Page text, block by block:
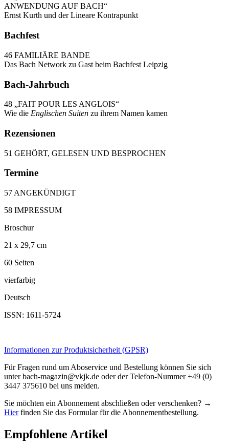
ANWENDUNG AUF BACH“
Ernst Kurth und der Lineare Kontrapunkt
Bachfest
46 FAMILIÄRE BANDE
Das Bach Network zu Gast beim Bachfest Leipzig
Bach-Jahrbuch
48 „FAIT POUR LES ANGLOIS“
Wie die Englischen Suiten zu ihrem Namen kamen
Rezensionen
51 GEHÖRT, GELESEN UND BESPROCHEN
Termine
57 ANGEKÜNDIGT
58 IMPRESSUM
Broschur
21 x 29,7 cm
60 Seiten
vierfarbig
Deutsch
ISSN: 1611-5724
Informationen zur Produktsicherheit (GPSR)
Für Fragen rund um Aboservice und Bestellung können Sie sich
unter bach-magazin@vkjk.de oder der Telefon-Nummer +49 (0)
3447 375610 bei uns melden.
Sie möchten ein Abonnement abschließen oder verschenken? →
Hierfinden Sie das Formular für die Abonnementbestellung.
Empfohlene Artikel